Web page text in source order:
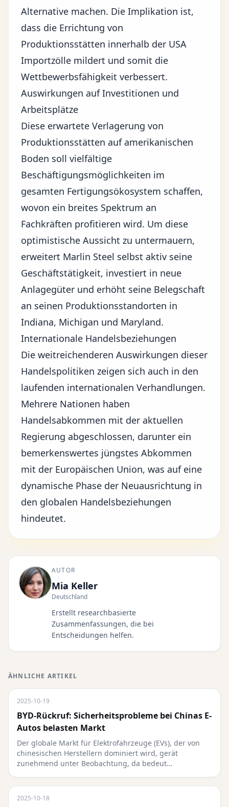
Alternative machen. Die Implikation ist,
dass die Errichtung von
Produktionsstätten innerhalb der USA
Importzölle mildert und somit die
Wettbewerbsfähigkeit verbessert.
Auswirkungen auf Investitionen und
Arbeitsplätze
Diese erwartete Verlagerung von
Produktionsstätten auf amerikanischen
Boden soll vielfältige
Beschäftigungsmöglichkeiten im
gesamten Fertigungsökosystem schaffen,
wovon ein breites Spektrum an
Fachkräften profitieren wird. Um diese
optimistische Aussicht zu untermauern,
erweitert Marlin Steel selbst aktiv seine
Geschäftstätigkeit, investiert in neue
Anlagegüter und erhöht seine Belegschaft
an seinen Produktionsstandorten in
Indiana, Michigan und Maryland.
Internationale Handelsbeziehungen
Die weitreichenderen Auswirkungen dieser
Handelspolitiken zeigen sich auch in den
laufenden internationalen Verhandlungen.
Mehrere Nationen haben
Handelsabkommen mit der aktuellen
Regierung abgeschlossen, darunter ein
bemerkenswertes jüngstes Abkommen
mit der Europäischen Union, was auf eine
dynamische Phase der Neuausrichtung in
den globalen Handelsbeziehungen
hindeutet.
AUTOR
Mia Keller
Deutschland
Erstellt researchbasierte
Zusammenfassungen, die bei
Entscheidungen helfen.
ÄHNLICHE ARTIKEL
2025-10-19
BYD-Rückruf: Sicherheitsprobleme bei Chinas E-
Autos belasten Markt
Der globale Markt für Elektrofahrzeuge (EVs), der von
chinesischen Herstellern dominiert wird, gerät
zunehmend unter Beobachtung, da bedeut…
2025-10-18